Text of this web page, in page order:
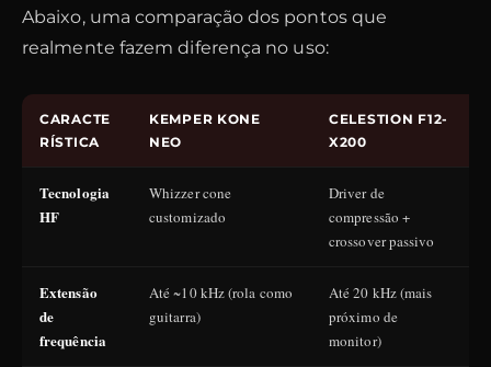
Abaixo, uma comparação dos pontos que
realmente fazem diferença no uso:
CARACTE
RÍSTICA
KEMPER KONE
NEO
CELESTION F12-
X200
Tecnologia
HF
Whizzer cone
customizado
Driver de
compressão +
crossover passivo
Extensão
de
frequência
Até ~10 kHz (rola como
guitarra)
Até 20 kHz (mais
próximo de
monitor)